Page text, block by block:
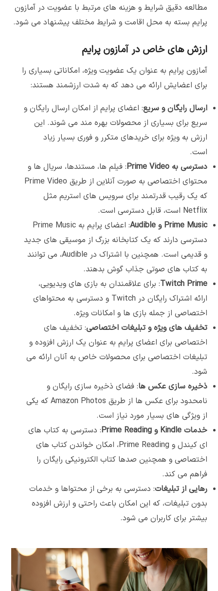
مطالعه دقیق شرایط و هزینه های مرتبط با عضویت در آمازون
پرایم بسته به محل اقامت و شرایط مختلف پیشنهاد می شود.
ارزش های خاص در آمازون پرایم
آمازون پرایم به عنوان یک عضویت ویژه، امکاناتی بسیاری را
برای اعضایش ارائه می دهد که به شدت ارزشمند هستند:
ارسال رایگان و سریع: اعضای پرایم از امکان ارسال رایگان و
سریع برای بسیاری از محصولات بهره مند می شوند. این
ارزش به ویژه برای خریدهای متکرر و فوری بسیار زیاد
است.
دسترسی بهPrime Video: فیلم ها، مستندها، سریال ها و
محتوای اختصاصی به صورت آنلاین از طریق Prime Video
که یک رقیب قدرتمند برای سرویس های استریم مثل
Netflix است، قابل دسترسی است.
Prime Music وAudible
: اعضای پرایم به Prime Music
دسترسی دارند که یک کتابخانه بزرگ از موسیقی های جدید
و قدیمی است. همچنین با اشتراک در Audible، می توانند
به کتاب های صوتی جذاب گوش بدهند.
Twitch Prime: برای علاقمندان به بازی های ویدیویی،
ارائه اشتراک رایگان در Twitch و دسترسی به محتواهای
اختصاصی از جمله بازی ها و امکانات ویژه.
تخفیف های ویژه و تبلیغات اختصاصی: تخفیف های
اختصاصی برای اعضای پرایم به عنوان یک ارزش افزوده و
تبلیغات اختصاصی برای محصولات خاص به آنان ارائه می
شود.
ذخیره سازی عکس ها: فضای ذخیره سازی رایگان و
نامحدود برای عکس ها از طریق Amazon Photos که یکی
از ویژگی های بسیار مورد نیاز است.
خدماتKindle وPrime Reading: دسترسی به کتاب های
ای کیندل و Prime Reading، امکان خواندن کتاب های
اختصاصی و همچنین صدها کتاب الکترونیکی رایگان را
فراهم می کند.
رهایی از تبلیغات: دسترسی به برخی از محتواها و خدمات
بدون تبلیغات، که این امکان باعث راحتی و ارزش افزوده
بیشتر برای کاربران می شود.